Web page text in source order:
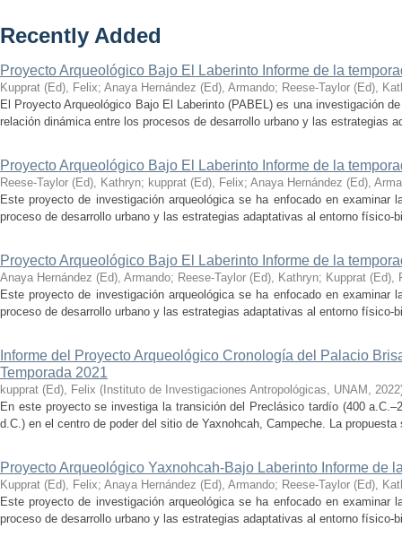
Recently Added
Proyecto Arqueológico Bajo El Laberinto Informe de la
Kupprat (Ed), Felix; Anaya Hernández (Ed), Armando; Reese-Taylor (Ed),
El Proyecto Arqueológico Bajo El Laberinto (PABEL) es una investigación
relación dinámica entre los procesos de desarrollo urbano y las estrategias
Proyecto Arqueológico Bajo El Laberinto Informe de la
Reese-Taylor (Ed), Kathryn; kupprat (Ed), Felix; Anaya Hernández (Ed),
Este proyecto de investigación arqueológica se ha enfocado en examinar
proceso de desarrollo urbano y las estrategias adaptativas al entorno físico-
Proyecto Arqueológico Bajo El Laberinto Informe de la
Anaya Hernández (Ed), Armando; Reese-Taylor (Ed), Kathryn; Kupprat (Ed),
Este proyecto de investigación arqueológica se ha enfocado en examinar
proceso de desarrollo urbano y las estrategias adaptativas al entorno físico-
Informe del Proyecto Arqueológico Cronología del Palacio
Temporada 2021
kupprat (Ed), Felix ( Instituto de Investigaciones Antropológicas, UNAM , 2022
En este proyecto se investiga la transición del Preclásico tardío (400
d.C.) en el centro de poder del sitio de Yaxnohcah, Campeche. La
Proyecto Arqueológico Yaxnohcah-Bajo Laberinto Informe de
Kupprat (Ed), Felix; Anaya Hernández (Ed), Armando; Reese-Taylor (Ed),
Este proyecto de investigación arqueológica se ha enfocado en examinar
proceso de desarrollo urbano y las estrategias adaptativas al entorno físico-